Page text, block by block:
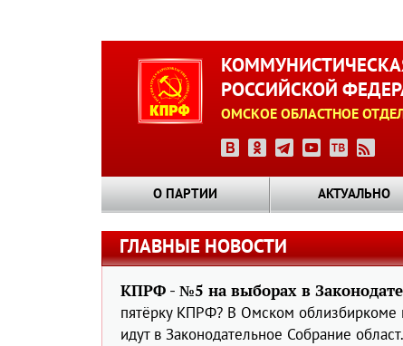
РОССИЙСКОЙ
ОМСКОЕ ОБЛАСТНОЕ
О ПАРТИИ АКТУАЛЬНО
ГЛАВНЫЕ НОВОСТИ
КПРФ - №5 на выборах в
пятёрку КПРФ? В Омском облизбиркоме
идут в Законодательное Собрание